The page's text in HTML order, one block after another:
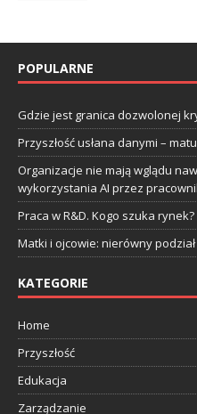
POPULARNE
Gdzie jest granica dozwolonej
Przyszłość usłana danymi –
Organizacje nie mają wglądu
wykorzystania AI przez
Praca w R&D. Kogo szuka rynek?
Matki i ojcowie: nierówny
KATEGORIE
Home
Przyszłość
Edukacja
Zarządzanie